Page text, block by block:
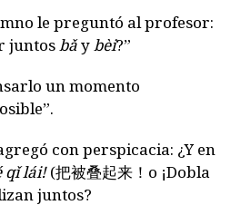
le preguntó al profesor:
juntosbǎybèi?”
un momento
con perspicacia: ¿Y en
qǐlái!(把被叠起来！ o ¡Dobla
juntos?